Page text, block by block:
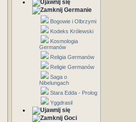
Germanie
Bogowie i Olbrzymi
Kodeks Królewski
Kosmologia
Germanów
Religia Germanów
Religie Germanów
Saga o
Nibelungach
Stara Edda - Prolog
Yggdrasil
Goci